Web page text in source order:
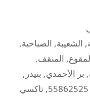
, الشعيبة, الصباحية,
, المنقف,
, بر الأحمدي, بنيدر ,
, تاكسي